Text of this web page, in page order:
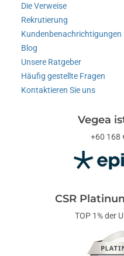
Die Verweise
Rekrutierung
Kundenbenachrichtigungen
Blog
Unsere Ratgeber
Häufig gestellte Fragen
Kontaktieren Sie uns
Vegea
+60 168
CSR
TOP 1% der